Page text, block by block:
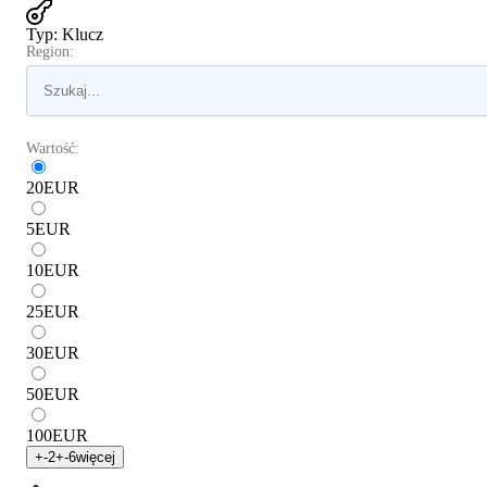
Typ: Klucz
Region:
Wartość:
20EUR
5EUR
10EUR
25EUR
30EUR
50EUR
100EUR
+-2+-6więcej